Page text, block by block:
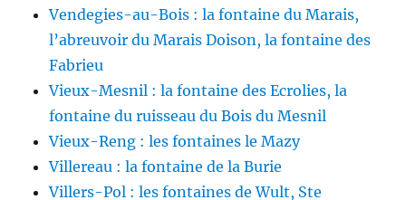
Vendegies-au-Bois : la fontaine du Marais,
l’abreuvoir du Marais Doison, la fontaine des
Fabrieu
Vieux-Mesnil : la fontaine des Ecrolies, la
fontaine du ruisseau du Bois du Mesnil
Vieux-Reng : les fontaines le Mazy
Villereau : la fontaine de la Burie
Villers-Pol : les fontaines de Wult, Ste